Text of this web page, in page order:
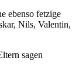
ebenso fetzige
Nils, Valentin,
sagen